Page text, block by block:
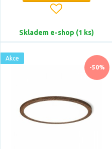
Světelný tok celkový
Pro prostor o velikosti
Skladem e-shop (1 ks)
-50%
Akce